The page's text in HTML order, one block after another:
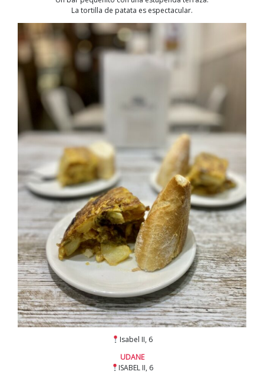
La tortilla de patata es espectacular.
Isabel II, 6
UDANE
ISABEL II, 6